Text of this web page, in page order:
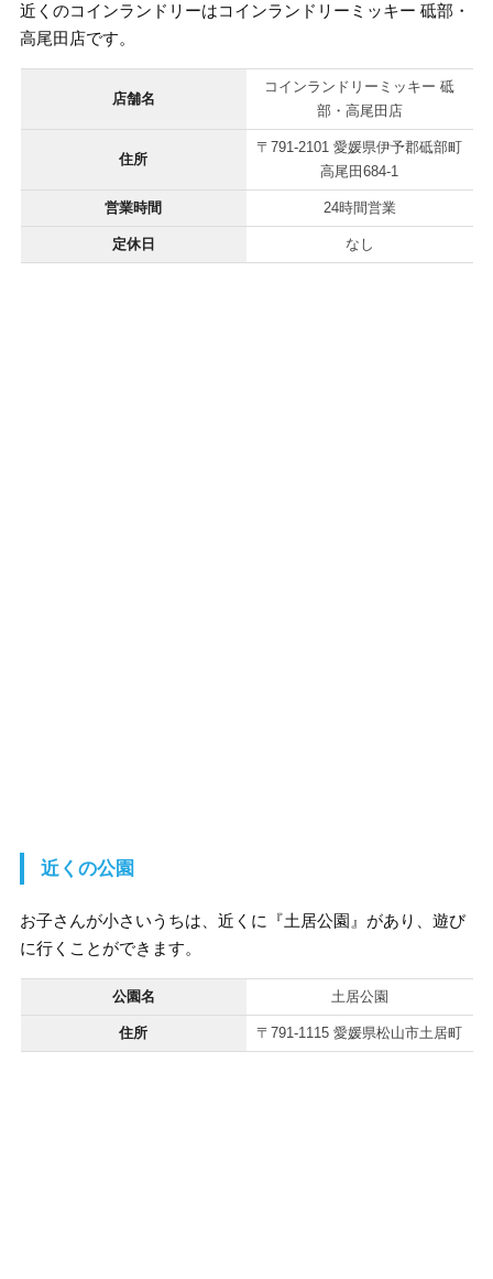
近くのコインランドリーはコインランドリーミッキー 砥部・
高尾田店です。
店舗名
コインランドリーミッキー 砥
部・高尾田店
住所
〒791-2101 愛媛県伊予郡砥部町
高尾田684-1
営業時間 24時間営業
定休日 なし
近くの公園
お子さんが小さいうちは、近くに『土居公園』があり、遊び
に行くことができます。
公園名 土居公園
住所 〒791-1115 愛媛県松山市土居町